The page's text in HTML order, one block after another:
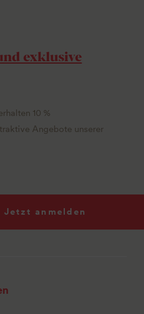
exklusive
10 %
Angebote unserer
Jetzt anmelden